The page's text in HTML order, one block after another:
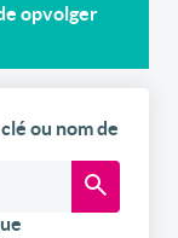
opvolger
ou nom de